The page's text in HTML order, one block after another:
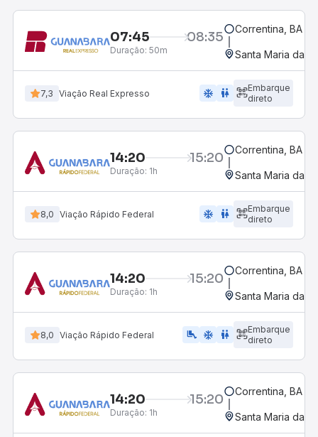
07:45 08:35
Duração: 50m
Correntina, BA -
Santa Maria da
7,3 Viação Real Expresso ac_unit wc
Embarque
direto
14:20 15:20
Duração: 1h
Correntina, BA -
Santa Maria da
8,0 Viação Rápido Federal ac_unit wc
Embarque
direto
14:20 15:20
Duração: 1h
Correntina, BA -
Santa Maria da
8,0 Viação Rápido Federal airline_seat_legroom_extra ac_unit wc
Embarque
direto
14:20 15:20
Duração: 1h
Correntina, BA -
Santa Maria da